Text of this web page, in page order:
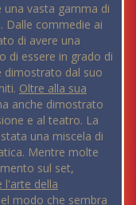
vasta gamma di
Dalle commedie ai
di avere una
di essere in grado di
dimostrato dal suo
Oltre alla sua
anche dimostrato
e al teatro. La
una miscela di
Mentre molte
sul set,
l'arte della
modo che sembra